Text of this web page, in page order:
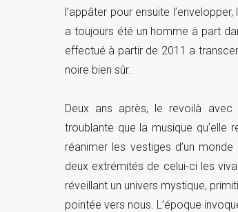
l’appâter pour ensuite
a toujours été un homme à part
effectué à partir de 2011 a
noire bien sûr.
Deux ans après, le revoilà avec
troublante que la musique qu’elle
réanimer les vestiges d’un
deux extrémités de celui-ci les
réveillant un univers mystique,
pointée vers nous. L’époque